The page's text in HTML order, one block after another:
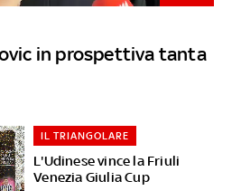
in prospettiva tanta
L'Udinese vince la Friuli
Venezia Giulia Cup
IL TRIANGOLARE